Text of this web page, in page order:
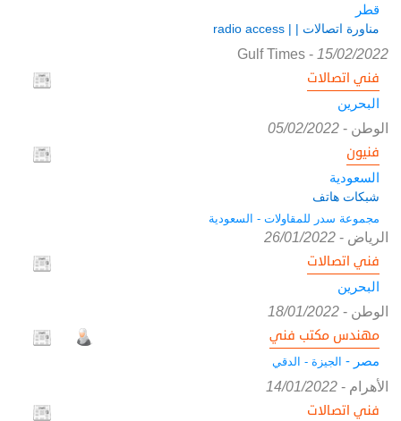
قطر
مناورة اتصالات | | radio access
Gulf Times- 15/02/2022
فني اتصالات
البحرين
الوطن -
05/02/2022
فنيون
السعودية
شبكات هاتف
مجموعة سدر للمقاولات - السعودية
الرياض -
26/01/2022
فني اتصالات
البحرين
الوطن -
18/01/2022
مهندس مكتب فني
مصر - الجيزة - الدقي
الأهرام -
14/01/2022
فني اتصالات